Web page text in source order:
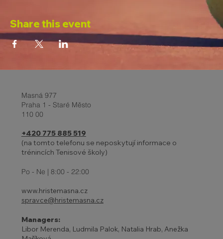
Share this event
Masná 977
Praha 1 - Staré Město
110 00
+420 775 885 519
(na tomto telefonu se neposkytují informace o
trénincích Tenisové školy)
Po - Ne | 8:00 - 22:00
www.hristemasna.cz
spravce@hristemasna.cz
Managers:
Libor Merenda, Ludmila Palok, Natalia Hrab, Anežka